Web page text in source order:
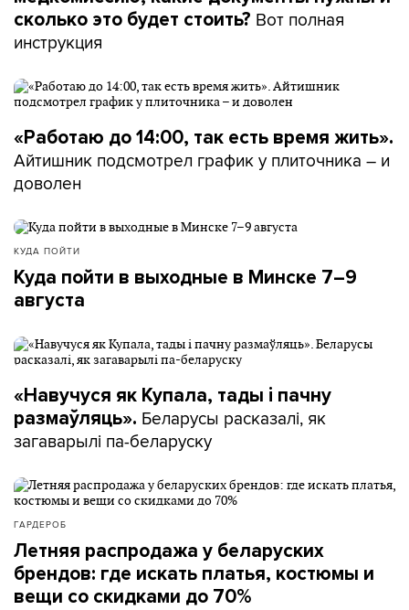
сколько это будет стоить? Вот полная
инструкция
«Работаю до 14:00, так есть время жить».
Айтишник подсмотрел график у плиточника – и
доволен
КУДА ПОЙТИ
Куда пойти в выходные в Минске 7–9
августа
«Навучуся як Купала, тады і пачну
размаўляць». Беларусы расказалі, як
загаварылі па-беларуску
ГАРДЕРОБ
Летняя распродажа у беларуских
брендов: где искать платья, костюмы и
вещи со скидками до 70%